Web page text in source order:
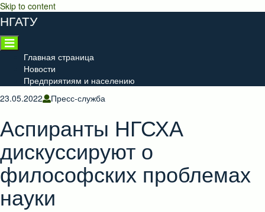
Skip to content
НГАТУ
Главная страница
Новости
Предприятиям и населению
23.05.2022
Пресс-служба
Аспиранты НГСХА
дискуссируют о
философских проблемах
науки